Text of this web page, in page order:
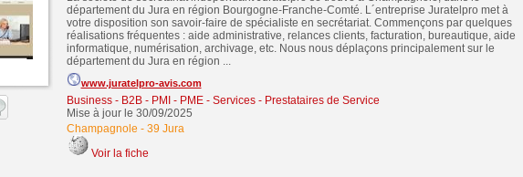
département du Jura en région Bourgogne-Franche-Comté. L´entreprise Juratelpro met à
votre disposition son savoir-faire de spécialiste en secrétariat. Commençons par quelques
réalisations fréquentes : aide administrative, relances clients, facturation, bureautique, aide
informatique, numérisation, archivage, etc. Nous nous déplaçons principalement sur le
département du Jura en région ...
www.juratelpro-avis.com
Business - B2B - PMI - PME- Services - Prestataires de Service
Mise à jour le 30/09/2025
Champagnole - 39 Jura
Voir la fiche